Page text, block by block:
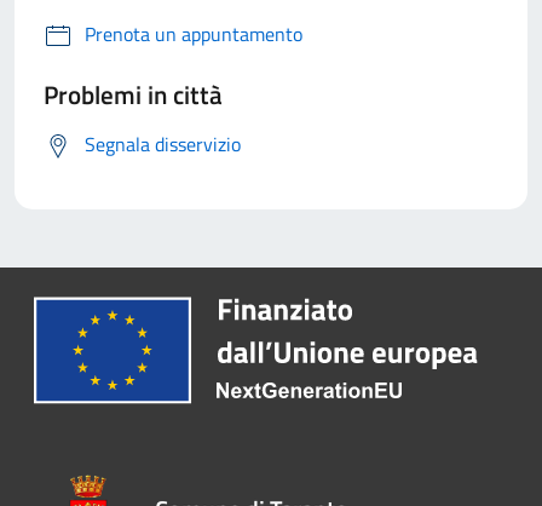
Prenota un appuntamento
Problemi in città
Segnala disservizio